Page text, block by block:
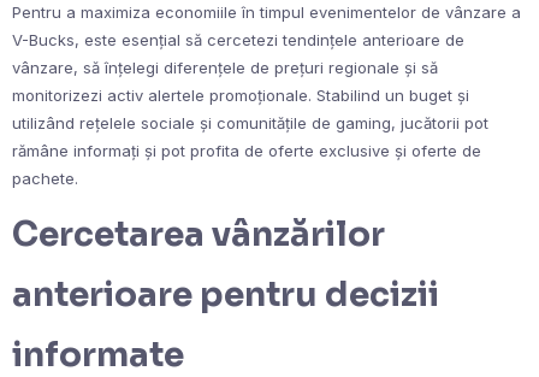
Pentru a maximiza economiile în timpul evenimentelor de vânzare a
V-Bucks, este esențial să cercetezi tendințele anterioare de
vânzare, să înțelegi diferențele de prețuri regionale și să
monitorizezi activ alertele promoționale. Stabilind un buget și
utilizând rețelele sociale și comunitățile de gaming, jucătorii pot
rămâne informați și pot profita de oferte exclusive și oferte de
pachete.
Cercetarea vânzărilor
anterioare pentru decizii
informate